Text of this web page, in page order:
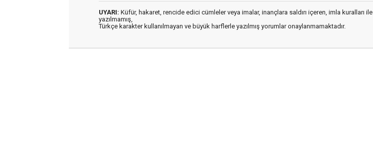
UYARI: Küfür, hakaret, rencide edici cümleler veya imalar, inançlara saldırı içeren, imla kuralları ile
yazılmamış,
Türkçe karakter kullanılmayan ve büyük harflerle yazılmış yorumlar onaylanmamaktadır.